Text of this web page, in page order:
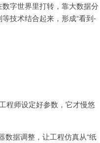
字世界里打转，靠大数据分
技术结合起来，形成“看到-
程师设定好参数，它才慢悠
数据调整，让工程仿真从“纸